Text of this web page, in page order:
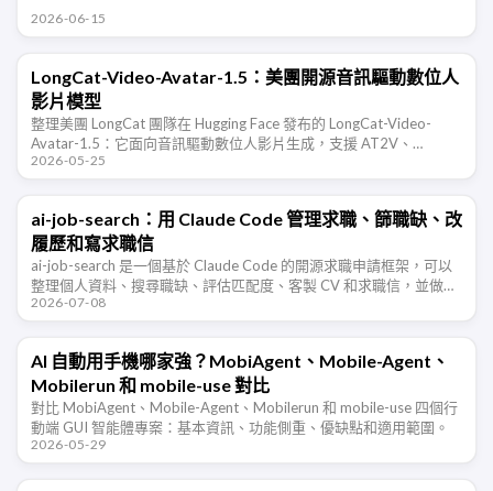
2026-06-15
LongCat-Video-Avatar-1.5：美團開源音訊驅動數位人
影片模型
整理美團 LongCat 團隊在 Hugging Face 發布的 LongCat-Video-
Avatar-1.5：它面向音訊驅動數位人影片生成，支援 AT2V、
ATI2V、影片續寫、單人和多人音訊 …
2026-05-25
ai-job-search：用 Claude Code 管理求職、篩職缺、改
履歷和寫求職信
ai-job-search 是一個基於 Claude Code 的開源求職申請框架，可以
整理個人資料、搜尋職缺、評估匹配度、客製 CV 和求職信，並做
ATS 可讀性檢查。
2026-07-08
AI 自動用手機哪家強？MobiAgent、Mobile-Agent、
Mobilerun 和 mobile-use 對比
對比 MobiAgent、Mobile-Agent、Mobilerun 和 mobile-use 四個行
動端 GUI 智能體專案：基本資訊、功能側重、優缺點和適用範圍。
2026-05-29